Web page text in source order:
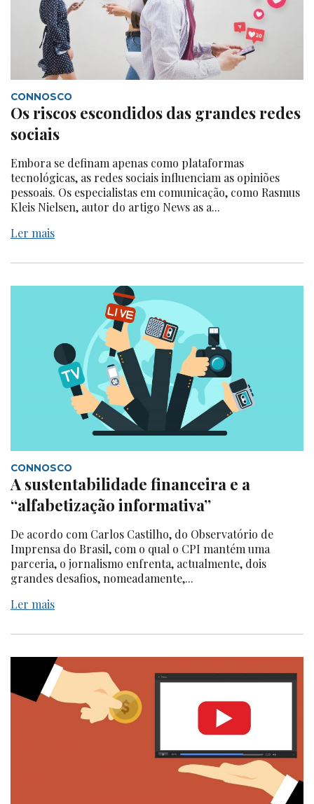
CONNOSCO
Os riscos escondidos das grandes redes
sociais
Embora se definam apenas como plataformas
tecnológicas, as redes sociais influenciam as opiniões
pessoais. Os especialistas em comunicação, como Rasmus
Kleis Nielsen, autor do artigo News as a...
Ler mais
CONNOSCO
A sustentabilidade financeira e a
“alfabetização informativa”
De acordo com Carlos Castilho, do Observatório de
Imprensa do Brasil, com o qual o CPI mantém uma
parceria, o jornalismo enfrenta, actualmente, dois
grandes desafios, nomeadamente,...
Ler mais